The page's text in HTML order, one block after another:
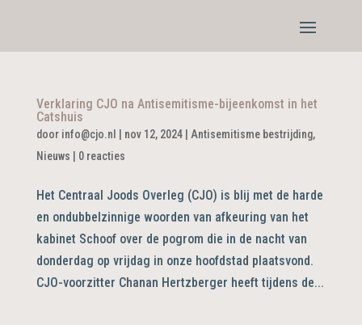
Verklaring CJO na Antisemitisme-bijeenkomst in het
Catshuis
door info@cjo.nl nov 12, 2024| Antisemitisme bestrijding,
Nieuws
0 reacties
Het Centraal Joods Overleg (CJO) is blij met de harde
en ondubbelzinnige woorden van afkeuring van het
kabinet Schoof over de pogrom die in de nacht van
donderdag op vrijdag in onze hoofdstad plaatsvond.
CJO-voorzitter Chanan Hertzberger heeft tijdens de...